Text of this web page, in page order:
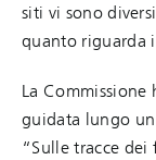
siti vi sono
quanto riguarda
La Commissione
guidata lungo
“Sulle tracce dei